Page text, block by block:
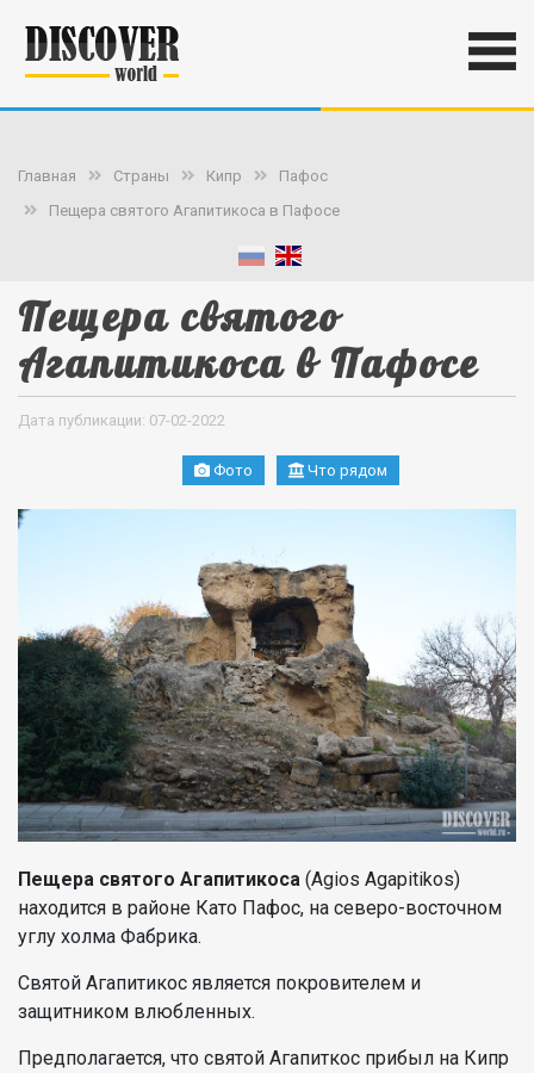
Главная Страны Кипр
Пафос
Пещера святого Агапитикоса в Пафосе
Пещера святого
Агапитикоса в Пафосе
Дата публикации: 07-02-2022
Фото Что рядом
Пещера святого Агапитикоса (Agios Agapitikos)
находится в районе Като Пафос, на северо-восточном
углу холма Фабрика.
Святой Агапитикос является покровителем и
защитником влюбленных.
Предполагается, что святой Агапиткос прибыл на Кипр